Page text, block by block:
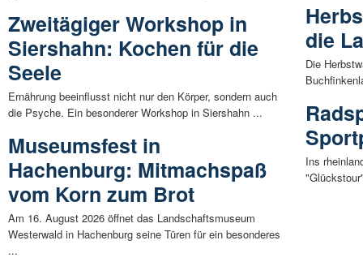
Zweitägiger Workshop in
Siershahn: Kochen für die
Seele
Ernährung beeinflusst nicht nur den Körper, sondern auch
die Psyche. Ein besonderer Workshop in Siershahn ...
Museumsfest in
Hachenburg: Mitmachspaß
vom Korn zum Brot
Am 16. August 2026 öffnet das Landschaftsmuseum
Westerwald in Hachenburg seine Türen für ein besonderes
...
die
Die
Ins